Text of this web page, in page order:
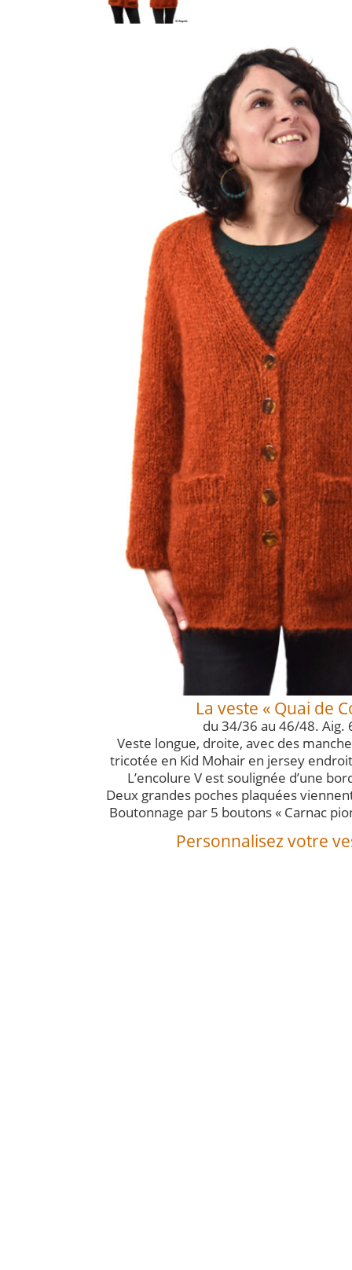
La veste « Quai de
du 34/36 au 46/48. Aig.
Veste longue, droite, avec des
tricotée en Kid Mohair en jersey
L’encolure V est soulignée d’une
Deux grandes poches plaquées
Boutonnage par 5 boutons « Carnac
Personnalisez votre